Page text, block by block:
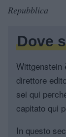
Repubblica
Dove
Wittgenstein
direttore
sei qui
capitato qui
In questo